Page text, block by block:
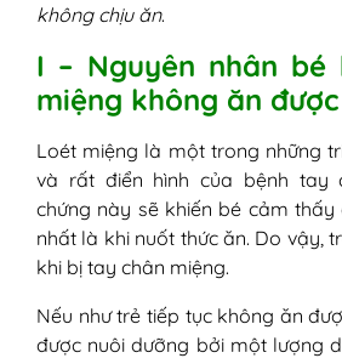
không chịu ăn.
I – Nguyên nhân
miệng không ăn được
Loét miệng là một trong những
và rất điển hình của bệnh tay
chứng này sẽ khiến bé cảm thấy
nhất là khi nuốt thức ăn. Do vậy,
khi bị tay chân miệng.
Nếu như trẻ tiếp tục không ăn
được nuôi dưỡng bởi một lượng